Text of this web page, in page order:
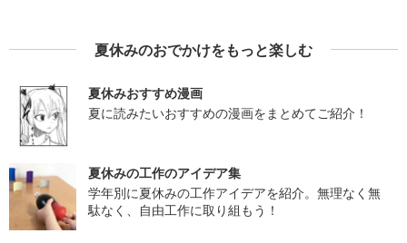
夏休みのおでかけをもっと楽しむ
夏休みおすすめ漫画
夏に読みたいおすすめの漫画をまとめてご紹介！
夏休みの工作のアイデア集
学年別に夏休みの工作アイデアを紹介。無理なく無
駄なく、自由工作に取り組もう！